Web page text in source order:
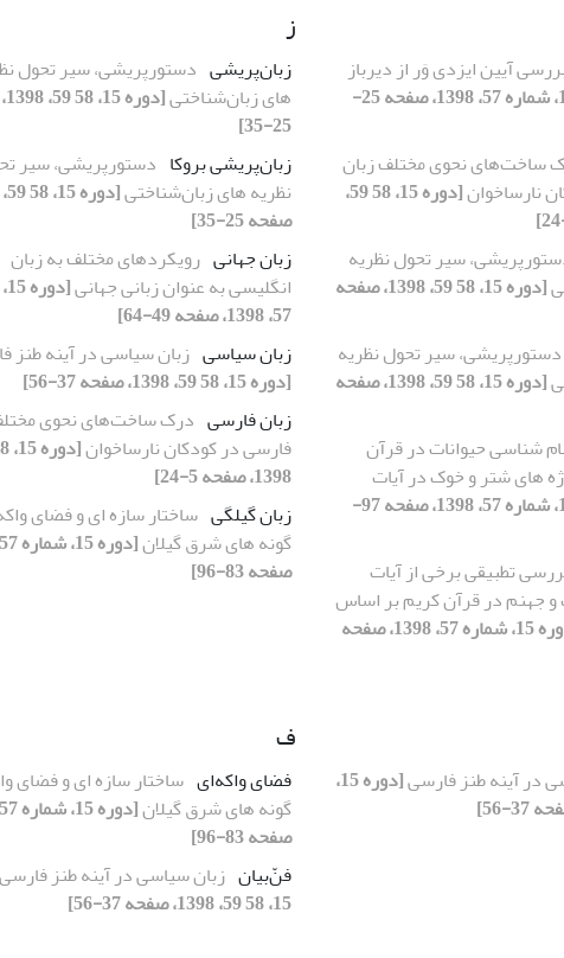
آیین ایزدی وَر از دیرباز
[دوره 15، شماره 57، 1398، صفحه 25-
ساخت‌های نحوی مختلف زبان
نارساخوان
[دوره 15، 58 59،
سیر تحول نظریه
[دوره 15، 58 59، 1398، صفحه
دستورپریشی، سیر تحول نظریه
[دوره 15، 58 59، 1398، صفحه
شناسی حیوانات در قرآن
های شتر و خوک در آیات
[دوره 15، شماره 57، 1398، صفحه 97-
تطبیقی برخی از آیات
جهنم در قرآن کریم بر اساس
[دوره 15، شماره 57، 1398، صفحه
ز
زبان‌پریشی دستورپریشی، سیر تحول
های زبان‌شناختی
25-35]
زبان‌پریشی بروکا دستورپریشی، سیر
نظریه های زبان‌شناختی
صفحه 25-35]
زبان جهانی رویکردهای مختلف به زبان
انگلیسی به عنوان زبانی جهانی
57، 1398، صفحه 49-64]
زبان سیاسی زبان سیاسی در آینه طنز
[دوره 15، 58 59، 1398، صفحه 37-56]
زبان فارسی‌ درک ساخت‌های نحوی
فارسی در کودکان نارساخوان
1398، صفحه 5-24]
زبان گیلگی ساختار سازه ای و فضای
گونه های شرق گیلان
صفحه 83-96]
در آینه طنز فارسی
[دوره 15،
ف
فضای واکه‌ای ساختار سازه ای و فضای
گونه های شرق گیلان
صفحه 83-96]
فن‌ّبیان زبان سیاسی در آینه طنز فارسی
15، 58 59، 1398، صفحه 37-56]